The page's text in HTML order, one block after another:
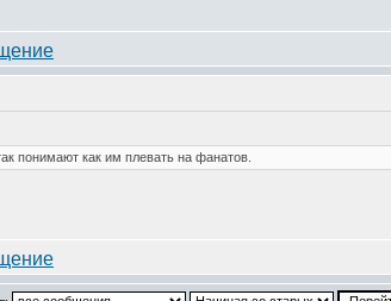
понимают как им плевать на фанатов.